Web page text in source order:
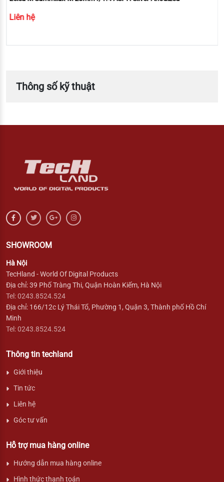
Liên hệ
Thông số kỹ thuật
SHOWROOM
Hà Nội
TecHland - World Of Digital Products
Địa chỉ: 39 Phố Tràng Thi, Quận Hoàn Kiếm, Hà Nội
Tel: 0243.8524.524
Địa chỉ: 166/12c Lý Thái Tổ, Phường 1, Quận 3, Thành phố Hồ Chí
Minh
Tel: 0243.8524.524
Thông tin techland
Giới thiệu
Tin tức
Liên hệ
Góc tư vấn
Hỗ trợ mua hàng online
Hướng dẫn mua hàng online
Hình thức thanh toán